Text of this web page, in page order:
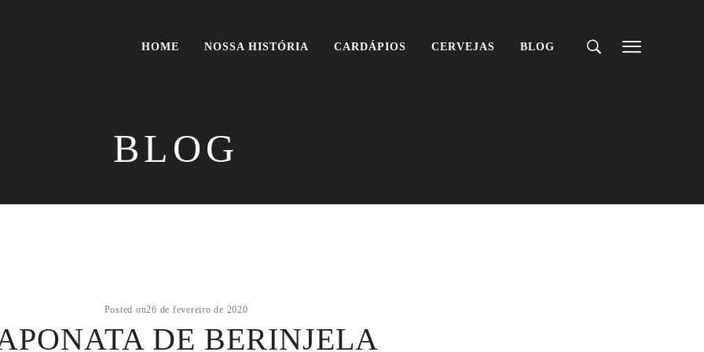
HOME NOSSA HISTÓRIA CARDÁPIOS CERVEJAS BLOG
BLOG
Posted on26 de fevereiro de 2020
DE BERINJELA